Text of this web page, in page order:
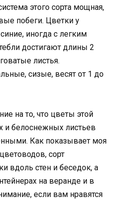
этого сорта мощная,
побеги. Цветки у
иногда с легким
достигают длины 2
листья.
сизые, весят от 1 до
на то, что цветы этой
и белоснежных листьев
Как показывает моя
сорт
вдоль стен и беседок, а
на веранде и в
если вам нравятся